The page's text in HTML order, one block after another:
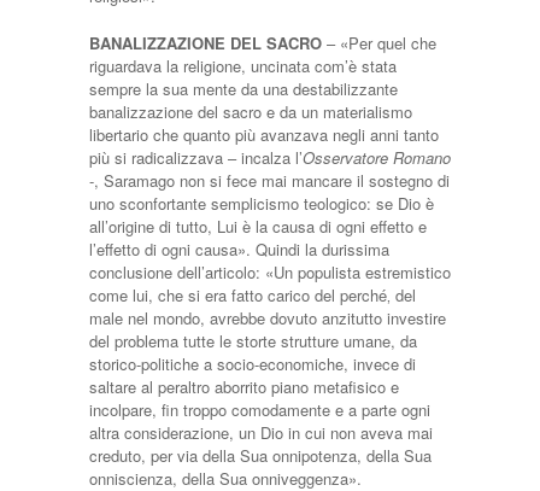
BANALIZZAZIONE DEL SACRO – «Per quel che
riguardava la religione, uncinata com’è stata
sempre la sua mente da una destabilizzante
banalizzazione del sacro e da un materialismo
libertario che quanto più avanzava negli anni tanto
più si radicalizzava – incalza l’Osservatore Romano
-, Saramago non si fece mai mancare il sostegno di
uno sconfortante semplicismo teologico: se Dio è
all’origine di tutto, Lui è la causa di ogni effetto e
l’effetto di ogni causa». Quindi la durissima
conclusione dell’articolo: «Un populista estremistico
come lui, che si era fatto carico del perché‚ del
male nel mondo, avrebbe dovuto anzitutto investire
del problema tutte le storte strutture umane, da
storico-politiche a socio-economiche, invece di
saltare al peraltro aborrito piano metafisico e
incolpare, fin troppo comodamente e a parte ogni
altra considerazione, un Dio in cui non aveva mai
creduto, per via della Sua onnipotenza, della Sua
onniscienza, della Sua onniveggenza».